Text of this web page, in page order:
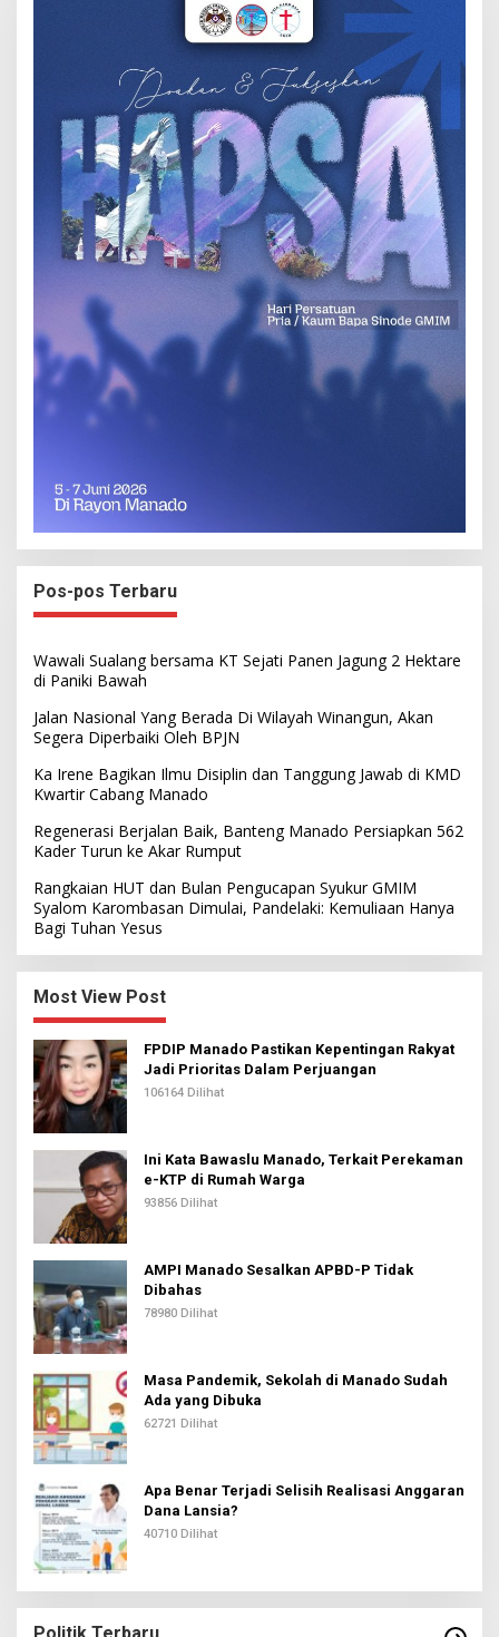
Pos-pos Terbaru
Wawali Sualang bersama KT Sejati Panen Jagung 2 Hektare
di Paniki Bawah
Jalan Nasional Yang Berada Di Wilayah Winangun, Akan
Segera Diperbaiki Oleh BPJN
Ka Irene Bagikan Ilmu Disiplin dan Tanggung Jawab di KMD
Kwartir Cabang Manado
Regenerasi Berjalan Baik, Banteng Manado Persiapkan 562
Kader Turun ke Akar Rumput
Rangkaian HUT dan Bulan Pengucapan Syukur GMIM
Syalom Karombasan Dimulai, Pandelaki: Kemuliaan Hanya
Bagi Tuhan Yesus
Most View Post
FPDIP Manado Pastikan Kepentingan Rakyat
Jadi Prioritas Dalam Perjuangan
106164 Dilihat
Ini Kata Bawaslu Manado, Terkait Perekaman
e-KTP di Rumah Warga
93856 Dilihat
AMPI Manado Sesalkan APBD-P Tidak
Dibahas
78980 Dilihat
Masa Pandemik, Sekolah di Manado Sudah
Ada yang Dibuka
62721 Dilihat
Apa Benar Terjadi Selisih Realisasi Anggaran
Dana Lansia?
40710 Dilihat